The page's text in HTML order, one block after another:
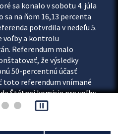
sa konalo v sobotu 4. júla
sa na ňom 16,13 percenta
potvrdila v nedeľu 5.
voľby a kontrolu
Referendum malo
že výsledky
50-percentnú účasť
toto referendum vnímané
Štátnej komisie pre voľby
pause_presentation